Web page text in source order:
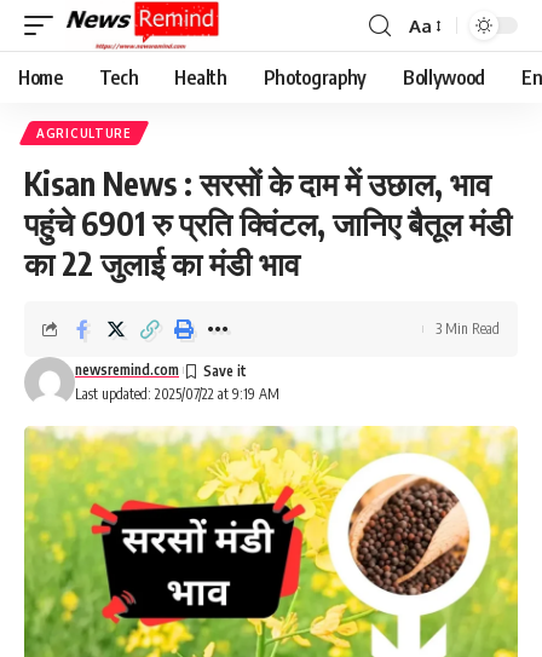
Font
Resizer
Aa
Home Tech Health Photography Bollywood
AGRICULTURE
Kisan News : सरसों के दाम में उछाल, भाव
पहुंचे 6901 रु प्रति क्विंटल, जानिए बैतूल मंडी
का 22 जुलाई का मंडी भाव
Last updated: 2025/07/22 at 9:19 AM
newsremind.com
3 Min Read